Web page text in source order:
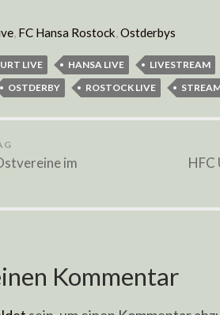
, FC Hansa Rostock,Ostderbys
LIVE HANSA LIVE LIVESTREAM
OSTDERBY ROSTOCK LIVE
im
HFC
Kommentar